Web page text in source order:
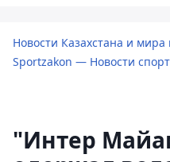
Новости Казахстана и мира
Sportzakon — Новости
"Интер